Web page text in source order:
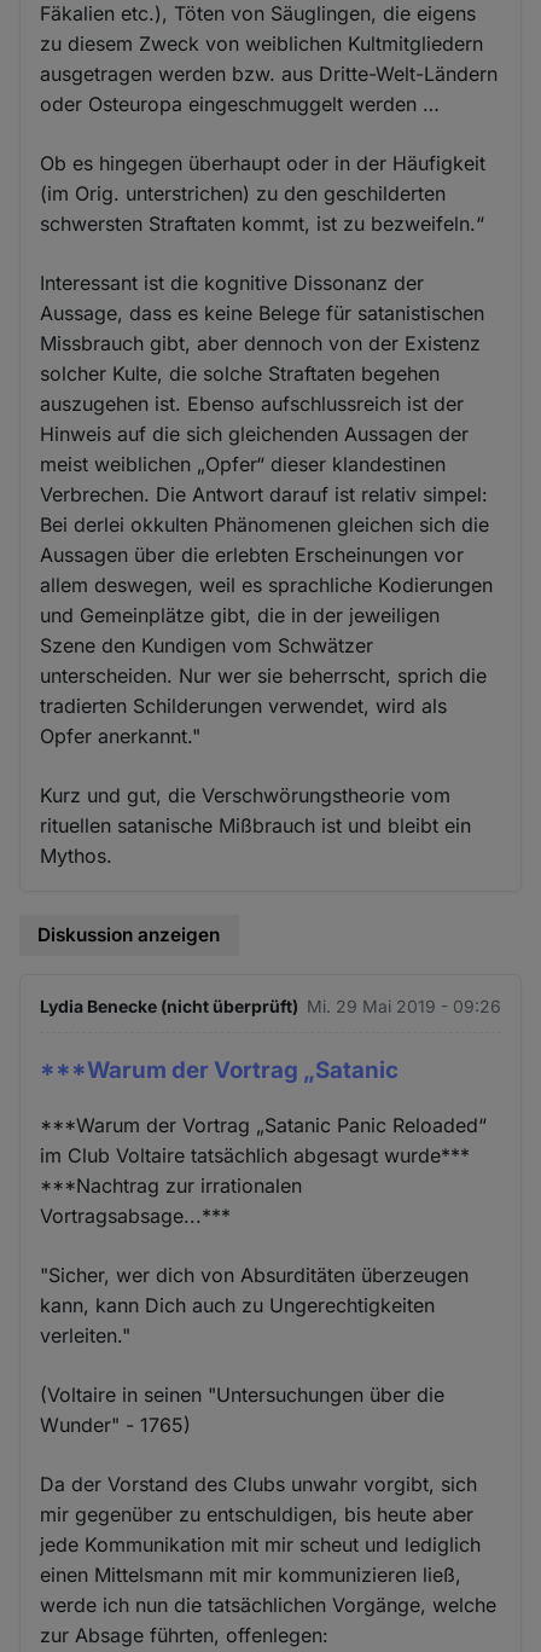
Fäkalien etc.), Töten von Säuglingen, die eigens
zu diesem Zweck von weiblichen Kultmitgliedern
ausgetragen werden bzw. aus Dritte-Welt-Ländern
oder Osteuropa eingeschmuggelt werden …
Ob es hingegen überhaupt oder in der Häufigkeit
(im Orig. unterstrichen) zu den geschilderten
schwersten Straftaten kommt, ist zu bezweifeln.“
Interessant ist die kognitive Dissonanz der
Aussage, dass es keine Belege für satanistischen
Missbrauch gibt, aber dennoch von der Existenz
solcher Kulte, die solche Straftaten begehen
auszugehen ist. Ebenso aufschlussreich ist der
Hinweis auf die sich gleichenden Aussagen der
meist weiblichen „Opfer“ dieser klandestinen
Verbrechen. Die Antwort darauf ist relativ simpel:
Bei derlei okkulten Phänomenen gleichen sich die
Aussagen über die erlebten Erscheinungen vor
allem deswegen, weil es sprachliche Kodierungen
und Gemeinplätze gibt, die in der jeweiligen
Szene den Kundigen vom Schwätzer
unterscheiden. Nur wer sie beherrscht, sprich die
tradierten Schilderungen verwendet, wird als
Opfer anerkannt."
Kurz und gut, die Verschwörungstheorie vom
rituellen satanische Mißbrauch ist und bleibt ein
Mythos.
Diskussion anzeigen
Lydia Benecke (nicht überprüft) Mi. 29 Mai 2019 - 09:26
***Warum der Vortrag „Satanic
***Warum der Vortrag „Satanic Panic Reloaded“
im Club Voltaire​ tatsächlich abgesagt wurde***
***Nachtrag zur irrationalen
Vortragsabsage...***
"Sicher, wer dich von Absurditäten überzeugen
kann, kann Dich auch zu Ungerechtigkeiten
verleiten."
(Voltaire in seinen "Untersuchungen über die
Wunder" - 1765)
Da der Vorstand des Clubs unwahr vorgibt, sich
mir gegenüber zu entschuldigen, bis heute aber
jede Kommunikation mit mir scheut und lediglich
einen Mittelsmann mit mir kommunizieren ließ,
werde ich nun die tatsächlichen Vorgänge, welche
zur Absage führten, offenlegen: